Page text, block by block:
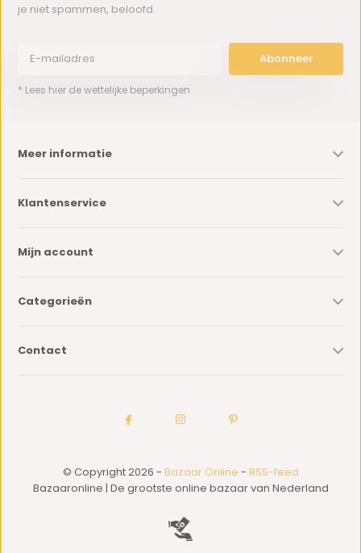
je niet spammen, beloofd.
Abonneer
* Lees hier de wettelijke beperkingen
Meer informatie
Klantenservice
Mijn account
Categorieën
Contact
© Copyright 2026 - Bazaar Online - RSS-feed
Bazaaronline | De grootste online bazaar van Nederland